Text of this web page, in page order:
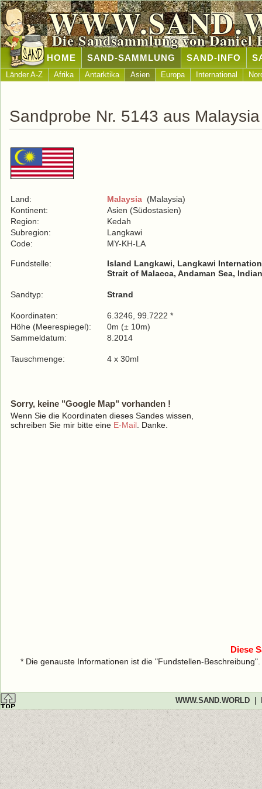
Die Sandsammlung von Daniel
HOME SAND-SAMMLUNG SAND-INFO
Länder A-Z Afrika Antarktika Asien Europa International
Sandprobe Nr. 5143 aus Malaysia
Land: Malaysia (Malaysia)
Kontinent:
Asien (Südostasien)
Region:
Kedah
Subregion:
Langkawi
Code:
MY-KH-LA
Fundstelle:
Island Langkawi, Langkawi
Strait of Malacca, Andaman Sea,
Sandtyp: Strand
Koordinaten:
6.3246, 99.7222 *
Höhe (Meerespiegel):
0m (± 10m)
Sammeldatum:
8.2014
Tauschmenge: 4 x 30ml
Sorry, keine "Google Map" vorhanden !
Wenn Sie die Koordinaten dieses Sandes wissen,
schreiben Sie mir bitte eine E-Mail . Danke.
Diese
* Die genauste Informationen ist die "Fundstellen-
WWW.SAND.WORLD|